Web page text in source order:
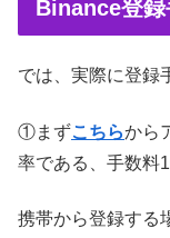
Binance登録
では、実際に登録
①まずこちらから
率である、手数料
携帯から登録する